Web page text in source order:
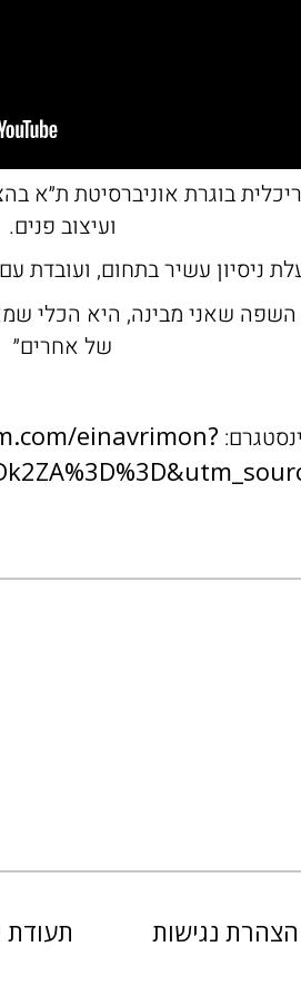
בוגרת אוניברסיטת ת״א
ועיצוב פנים.
ניסיון עשיר בתחום, ועובדת
השפה שאני מבינה, היא הכלי
של אחרים״
einavrimon?
הצהרת נגישות תעודת